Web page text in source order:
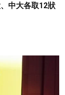
中大各取12狀